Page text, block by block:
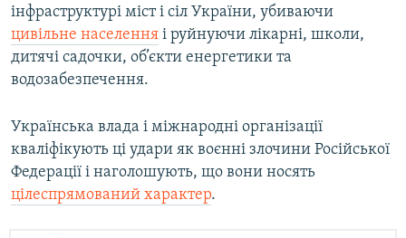
інфраструктурі міст і сіл України, убиваючи
цивільне населення і руйнуючи лікарні, школи,
дитячі садочки, об’єкти енергетики та
водозабезпечення.
Українська влада і міжнародні організації
кваліфікують ці удари як воєнні злочини Російської
Федерації і наголошують, що вони носять
цілеспрямований характер.